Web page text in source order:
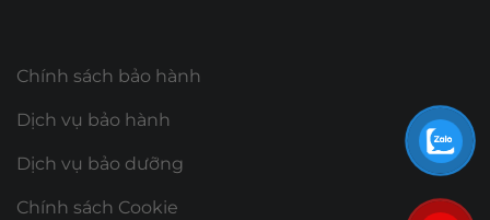
Chính sách bảo hành
Dịch vụ bảo hành
Dịch vụ bảo dưỡng
Chính sách Cookie